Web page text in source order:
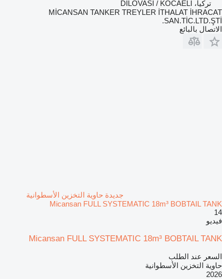
تركيا، DILOVASI / KOCAELI
MİCANSAN TANKER TREYLER İTHALAT İHRACAT
SAN.TİC.LTD.ŞTİ.
الاتصال بالبائع
جديدة حاوية التخزين الأسطوانية
Micansan FULL SYSTEMATIC 18m³ BOBTAIL TANK
14
فيديو
Micansan FULL SYSTEMATIC 18m³ BOBTAIL TANK
السعر عند الطلب
حاوية التخزين الأسطوانية
2026